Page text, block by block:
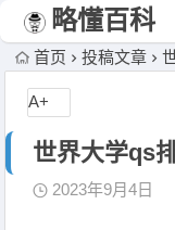
略懂百科
首页 投稿文章
世界大学qs
2023年9月4日
A+